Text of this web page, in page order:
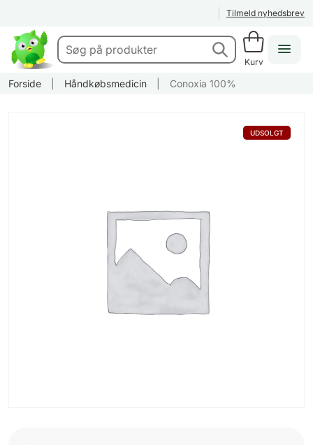
Tilmeld nyhedsbrev
Kurv
Forside Håndkøbsmedicin Conoxia 100%
UDSOLGT